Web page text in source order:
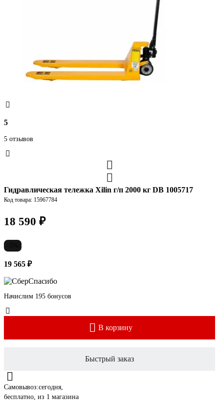
5
5 отзывов
Гидравлическая тележка Xilin г/п 2000 кг DB 1005717
Код товара: 15967784
18 590 ₽
19 565 ₽
Начислим 195 бонусов
В корзину
Быстрый заказ
Самовывоз:сегодня,
бесплатно, из 1 магазина